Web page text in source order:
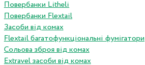
Повербанки Litheli
Повербанки Flextail
Засоби від комах
Flextail багатофункціональні фумігатори
Сольова зброя від комах
Extravel засоби від комах